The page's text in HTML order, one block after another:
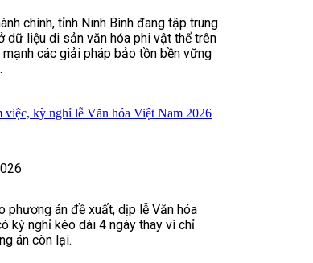
chính, tỉnh Ninh Bình đang tập trung
dữ liệu di sản văn hóa phi vật thể trên
các giải pháp bảo tồn bền vững
việc, kỳ nghỉ lễ Văn hóa Việt Nam 2026
phương án đề xuất, dịp lễ Văn hóa
kỳ nghỉ kéo dài 4 ngày thay vì chỉ
án còn lại.